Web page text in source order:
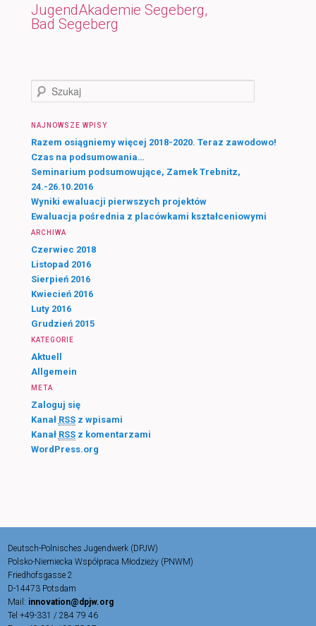
JugendAkademie Segeberg,
Bad Segeberg
z
k
a
j
NAJNOWSZE WPISY
Razem osiągniemy więcej 2018-2020. Teraz zawodowo!
Czas na podsumowania…
Seminarium podsumowujące, Zamek Trebnitz,
24.-26.10.2016
Wyniki ewaluacji pierwszych projektów
Ewaluacja pośrednia z placówkami kształceniowymi
ARCHIWA
Czerwiec 2018
Listopad 2016
Sierpień 2016
Kwiecień 2016
Luty 2016
Grudzień 2015
KATEGORIE
Aktuell
Allgemein
META
Zaloguj się
Kanał RSSz wpisami
Kanał RSSz komentarzami
WordPress.org
Deutsch-Polnisches Jugendwerk (DPJW)
Polsko-Niemiecka Współpraca Młodzieży (PNWM)
Friedhofsgasse 2
D-14473 Potsdam
Mail: innovation@dpjw.org
Tel +49-331 / 284 79 46